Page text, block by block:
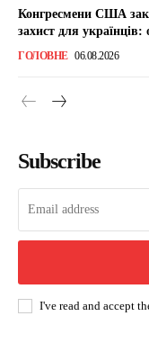
Конгресмени США
захист для українців:
ГОЛОВНЕ 06.08.2026
Subscribe
I've read and accept